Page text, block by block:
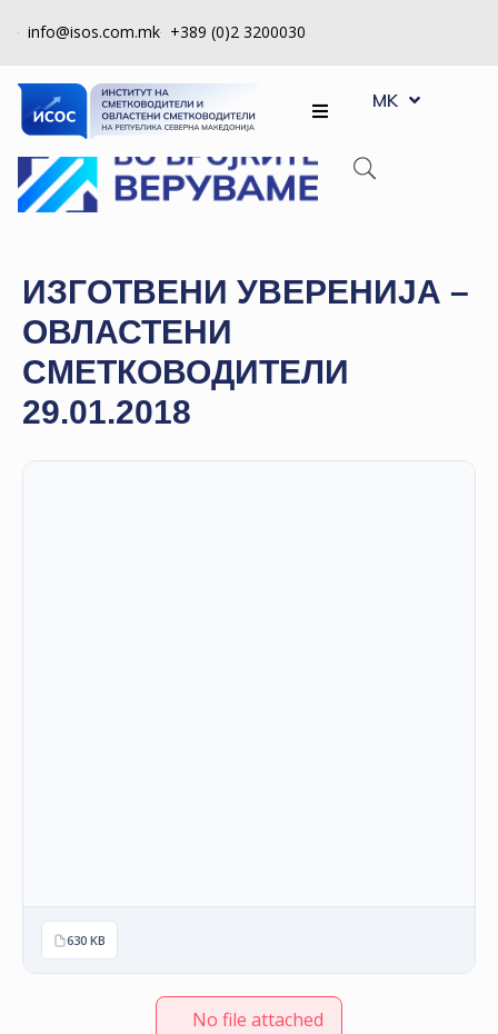
info@isos.com.mk +389 (0)2 3200030
ЗА
НАС
РЕГИСТРИ
НА
КВАЛИТЕТ
КАКО
ДА
ЧЛЕН
MK
SQ
ИЗГОТВЕНИ УВЕРЕНИЈА –
ОВЛАСТЕНИ
СМЕТКОВОДИТЕЛИ
29.01.2018
630 KB
No file attached